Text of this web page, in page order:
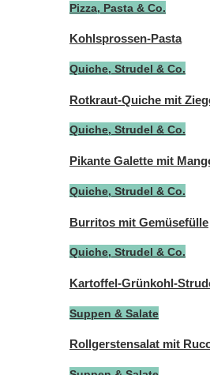
Pizza, Pasta & Co.
Kohlsprossen-Pasta
Quiche, Strudel & Co.
Rotkraut-Quiche mit
Quiche, Strudel & Co.
Pikante Galette mit
Quiche, Strudel & Co.
Burritos mit Gemüsefülle
Quiche, Strudel & Co.
Kartoffel-Grünkohl-
Suppen & Salate
Rollgerstensalat mit